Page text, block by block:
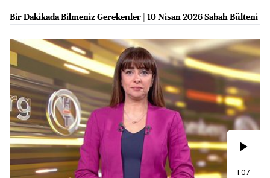
Bir Dakikada Bilmeniz Gerekenler | 10 Nisan 2026 Sabah Bülteni
1:07